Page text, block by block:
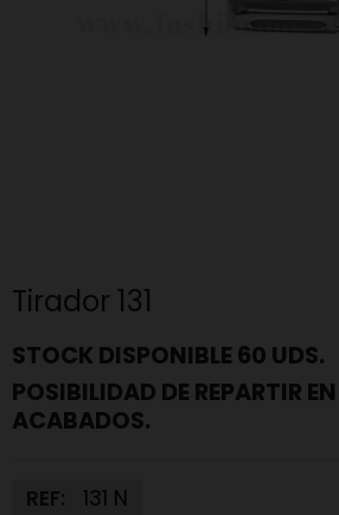
Tirador 131
STOCK DISPONIBLE 60 UDS.
POSIBILIDAD DE REPARTIR
ACABADOS.
REF: 131 N